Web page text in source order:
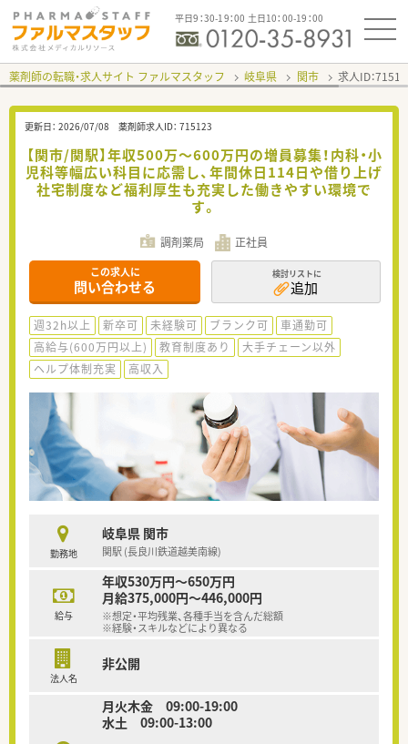
平日9：30-19：00 土日10：00-19：00
薬剤師の転職・求人サイト ファルマスタッフ 岐阜県 関市 求人ID：
更新日： 2026/07/08 薬剤師求人ID： 715123
【関市/関駅】年収500万～600万円の増員募集！内科・小
児科等幅広い科目に応需し、年間休日114日や借り上げ
社宅制度など福利厚生も充実した働きやすい環境で
す。
調剤薬局 正社員
この求人に
問い合わせる
検討リストに
追加
週32h以上 新卒可 未経験可 ブランク可
車通勤可
高給与(600万円以上)
教育制度あり
大手チェーン以外
ヘルプ体制充実
高収入
勤務地
岐阜県 関市
関駅 (長良川鉄道越美南線)
給与
年収530万円～650万円
月給375,000円～446,000円
※想定・平均残業、各種手当を含んだ総額
※経験・スキルなどにより異なる
法人名
非公開
月火木金 09:00-19:00
水土 09:00-13:00